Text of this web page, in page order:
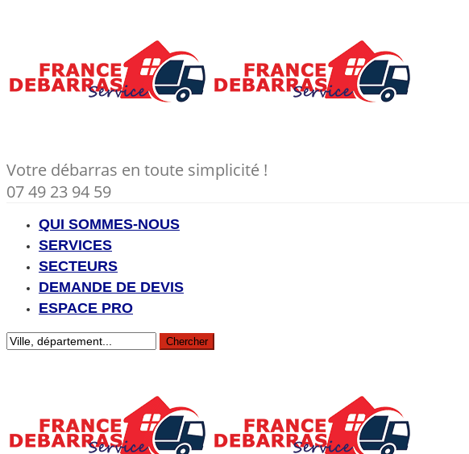
Votre débarras en toute simplicité !
07 49 23 94 59
QUI SOMMES-NOUS
SERVICES
SECTEURS
DEMANDE DE DEVIS
ESPACE PRO